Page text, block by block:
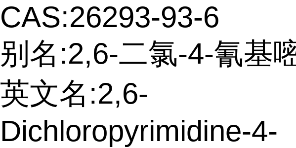
CAS:26293-93-6
别名:2,6-二氯-4-氰基
英文名:2,6-
Dichloropyrimidine-4-